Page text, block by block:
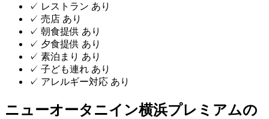
✓ レストラン あり
✓ 売店 あり
✓ 朝食提供 あり
✓ 夕食提供 あり
✓ 素泊まり あり
✓ 子ども連れ あり
✓ アレルギー対応 あり
ニューオータニイン横浜プレミアムの